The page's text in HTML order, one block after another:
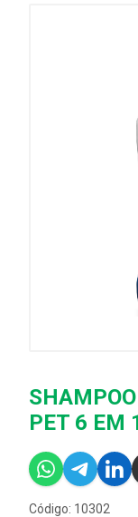
PET 6 EM
Código: 10302